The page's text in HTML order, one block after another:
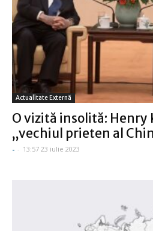
Actualitate Externă
O vizită insolită: Henry
„vechiul prieten al
- - 13:57 23 iulie 2023